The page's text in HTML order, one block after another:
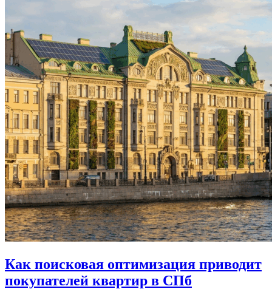
Как поисковая оптимизация приводит
покупателей квартир в СПб